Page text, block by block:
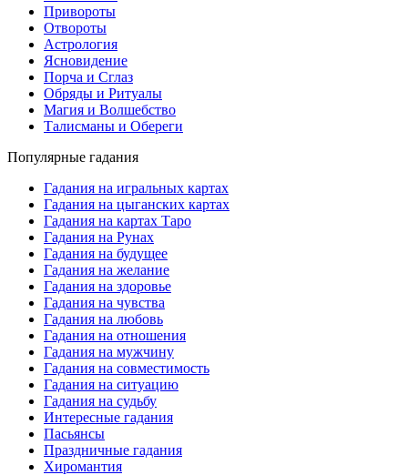
Привороты
Отвороты
Астрология
Ясновидение
Порча и Сглаз
Обряды и Ритуалы
Магия и Волшебство
Талисманы и Обереги
Популярные гадания
Гадания на игральных картах
Гадания на цыганских картах
Гадания на картах Таро
Гадания на Рунах
Гадания на будущее
Гадания на желание
Гадания на здоровье
Гадания на чувства
Гадания на любовь
Гадания на отношения
Гадания на мужчину
Гадания на совместимость
Гадания на ситуацию
Гадания на судьбу
Интересные гадания
Пасьянсы
Праздничные гадания
Хиромантия